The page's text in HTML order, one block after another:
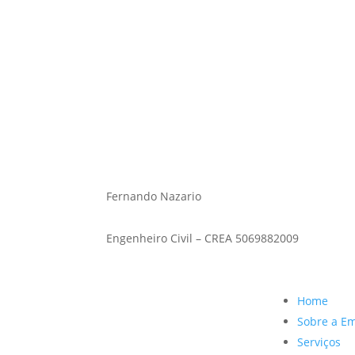
Fernando Nazario
Engenheiro Civil – CREA 5069882009
Home
Sobre a
Serviços